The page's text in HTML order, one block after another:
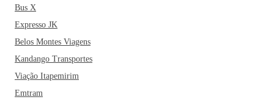
Bus X
Expresso JK
Belos Montes Viagens
Kandango Transportes
Viação Itapemirim
Emtram